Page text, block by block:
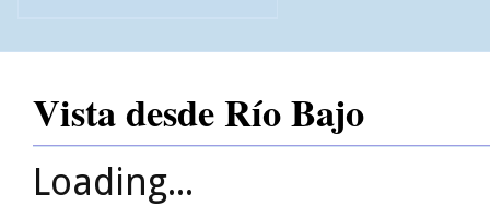
Vista desde Río Bajo
Loading...